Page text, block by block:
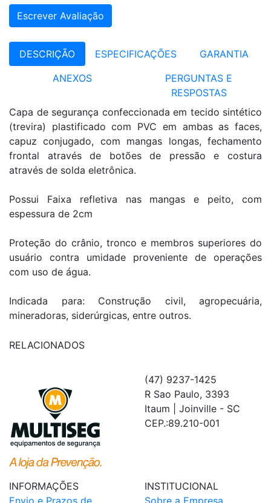
Escrever Avaliação
DESCRIÇÃO ESPECIFICAÇÕES
GARANTIA
ANEXOS
PERGUNTAS E
RESPOSTAS
Capa de segurança confeccionada em tecido sintético
(trevira) plastificado com PVC em ambas as faces,
capuz conjugado, com mangas longas, fechamento
frontal através de botões de pressão e costura
através de solda eletrônica.
Possui Faixa refletiva nas mangas e peito, com
espessura de 2cm
Proteção do crânio, tronco e membros superiores do
usuário contra umidade proveniente de operações
com uso de água.
Indicada para: Construção civil, agropecuária,
mineradoras, siderúrgicas, entre outros.
RELACIONADOS
(47) 9237-1425
R Sao Paulo, 3393
Itaum | Joinville - SC
CEP.:89.210-001
INFORMAÇÕES
Envio e Prazos de
INSTITUCIONAL
Sobre a Empresa